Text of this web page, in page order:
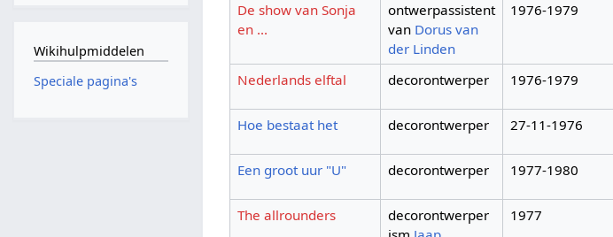
De show van Sonja
en ...
ontwerpassistent
van Dorus van
der Linden
1976-1979
Nederlands elftal decorontwerper 1976-1979
Hoe bestaat het decorontwerper 27-11-1976
Een groot uur "U" decorontwerper 1977-1980
The allrounders
decorontwerper
1977
Wikihulpmiddelen
Speciale pagina's